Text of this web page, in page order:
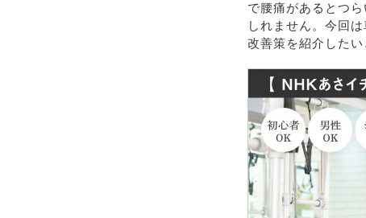
で腰痛があるとつ
しれません。今回
改善策を紹介したい